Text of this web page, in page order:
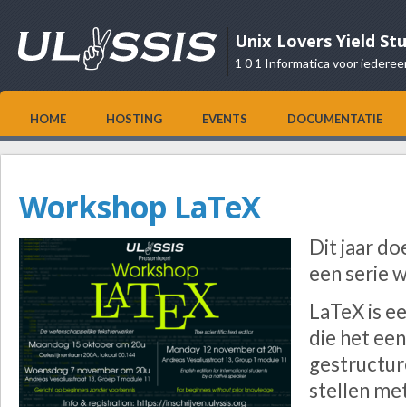
Unix Lovers Yield
1 0 1 Informatica voor
HOME HOSTING EVENTS DOCUMENTATIE
Workshop LaTeX
Dit jaar
een serie
LaTeX is
die het
stellen